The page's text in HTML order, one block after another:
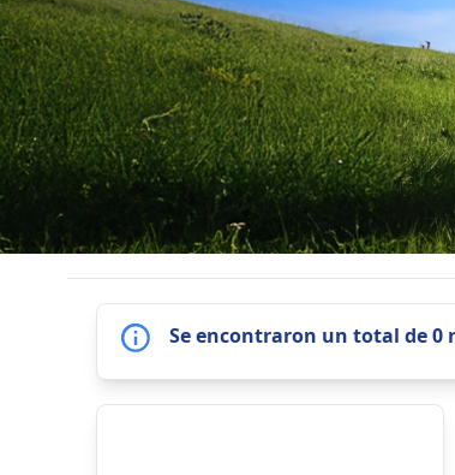
Se encontraron un total de 0